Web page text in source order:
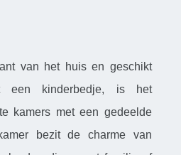
van het huis en geschikt
een kinderbedje, is het
kamers met een gedeelde
bezit de charme van